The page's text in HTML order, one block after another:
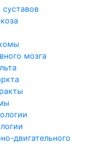
мозга
двигательного